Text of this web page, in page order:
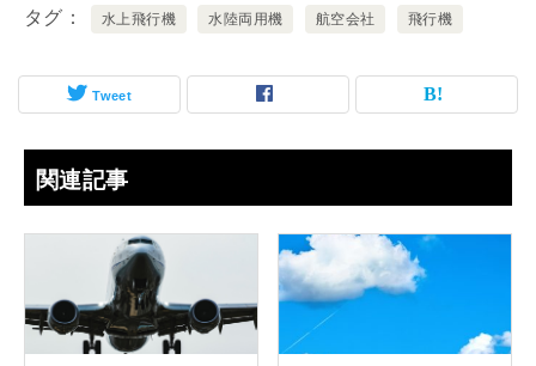
タグ 水上飛行機 水陸両用機 航空会社 飛行機
Tweet
関連記事